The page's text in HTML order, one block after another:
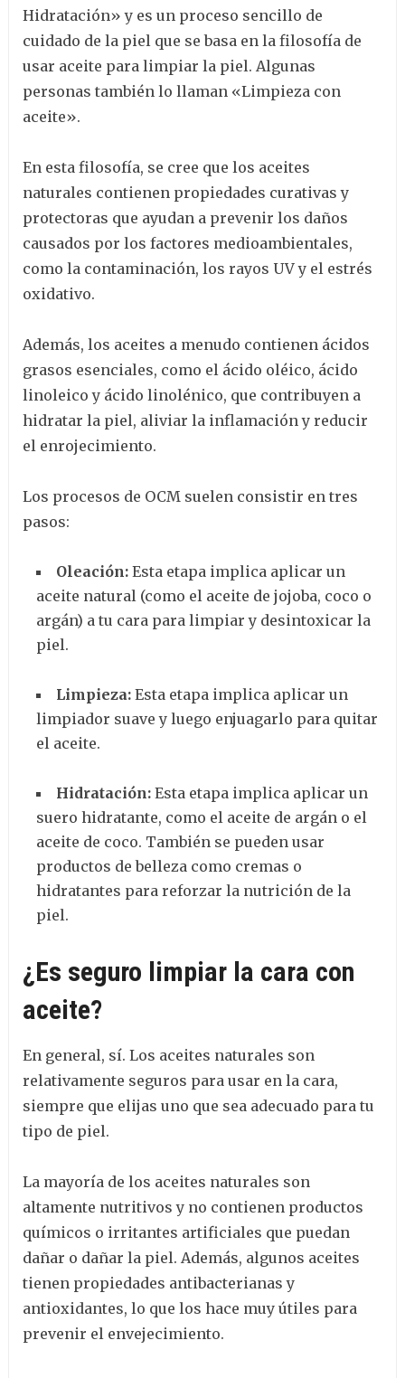
Hidratación» y es un proceso sencillo de
cuidado de la piel que se basa en la filosofía de
usar aceite para limpiar la piel. Algunas
personas también lo llaman «Limpieza con
aceite».
En esta filosofía, se cree que los aceites
naturales contienen propiedades curativas y
protectoras que ayudan a prevenir los daños
causados por los factores medioambientales,
como la contaminación, los rayos UV y el estrés
oxidativo.
Además, los aceites a menudo contienen ácidos
grasos esenciales, como el ácido oléico, ácido
linoleico y ácido linolénico, que contribuyen a
hidratar la piel, aliviar la inflamación y reducir
el enrojecimiento.
Los procesos de OCM suelen consistir en tres
pasos:
Oleación:Esta etapa implica aplicar un
aceite natural (como el aceite de jojoba, coco o
argán) a tu cara para limpiar y desintoxicar la
piel.
Limpieza:Esta etapa implica aplicar un
limpiador suave y luego enjuagarlo para quitar
el aceite.
Hidratación:Esta etapa implica aplicar un
suero hidratante, como el aceite de argán o el
aceite de coco. También se pueden usar
productos de belleza como cremas o
hidratantes para reforzar la nutrición de la
piel.
¿Es seguro limpiar la cara con
aceite?
En general, sí. Los aceites naturales son
relativamente seguros para usar en la cara,
siempre que elijas uno que sea adecuado para tu
tipo de piel.
La mayoría de los aceites naturales son
altamente nutritivos y no contienen productos
químicos o irritantes artificiales que puedan
dañar o dañar la piel. Además, algunos aceites
tienen propiedades antibacterianas y
antioxidantes, lo que los hace muy útiles para
prevenir el envejecimiento.